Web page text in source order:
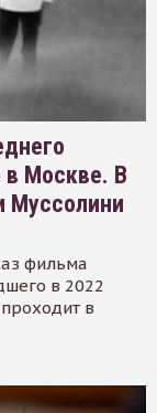
в Москве. В
Муссолини
фильма
в 2022
в